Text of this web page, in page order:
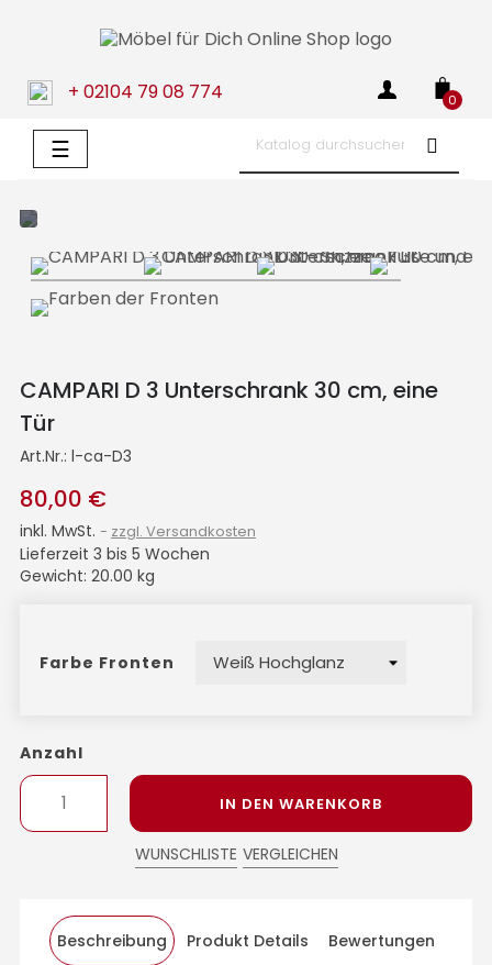
+ 02104 79 08 774 0
Umschalten
der
☰
CAMPARI D 3 Unterschrank 30 cm, eine
Tür
Art.Nr.: l-ca-D3
80,00 €
inkl. MwSt. zzgl. Versandkosten
Lieferzeit 3 bis 5 Wochen
Gewicht: 20.00 kg
Farbe Fronten
Anzahl
IN DEN WARENKORB
WUNSCHLISTE VERGLEICHEN
Beschreibung Produkt Details Bewertungen